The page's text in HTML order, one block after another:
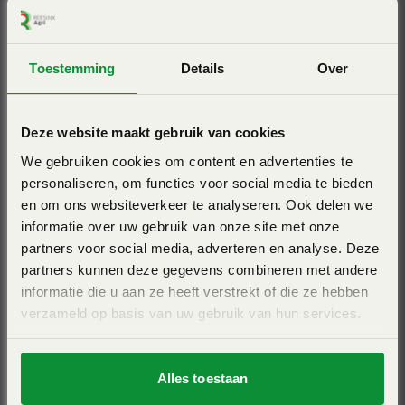
Toestemming Details Over
Deze website maakt gebruik van cookies
We gebruiken cookies om content en advertenties te
personaliseren, om functies voor social media te bieden
en om ons websiteverkeer te analyseren. Ook delen we
informatie over uw gebruik van onze site met onze
partners voor social media, adverteren en analyse. Deze
partners kunnen deze gegevens combineren met andere
informatie die u aan ze heeft verstrekt of die ze hebben
verzameld op basis van uw gebruik van hun services.
Alles toestaan
RAUCH AXIS M 30.2
Mechanische aandrijving
RAUCH AXIS H 30.2
Werkbreedte 10m tot 42m - Precisiestrooier - EMC -